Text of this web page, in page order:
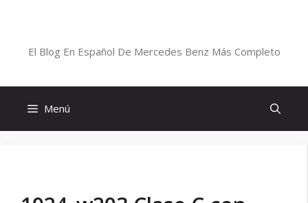
El Blog En Español De Mercedes Benz Más Completo
Menú